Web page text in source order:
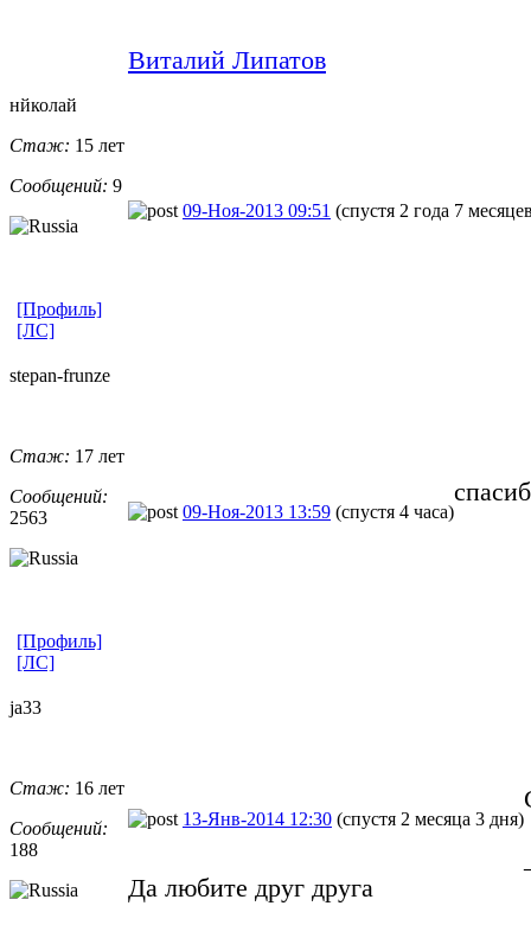
Виталий Липатов
нйколай
Стаж: 15 лет
Сообщений: 9
09-Ноя-2013 09:51 (спустя 2 года 7
[Профиль]
[ЛС]
stepan-frunz​e
Стаж: 17 лет
Сообщений:
2563
09-Ноя-2013 13:59 (спустя 4 часа)
[Профиль]
[ЛС]
ja33
Стаж: 16 лет
Сообщений:
188
13-Янв-2014 12:30 (спустя 2 месяца 3 дня)
Да любите друг друга